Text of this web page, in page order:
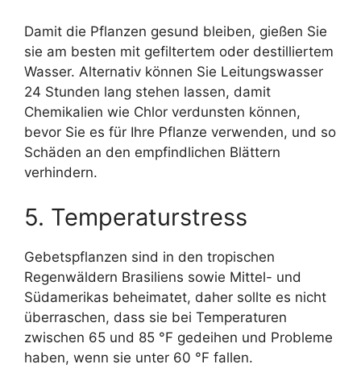
Damit die Pflanzen gesund bleiben, gießen Sie
sie am besten mit gefiltertem oder destilliertem
Wasser. Alternativ können Sie Leitungswasser
24 Stunden lang stehen lassen, damit
Chemikalien wie Chlor verdunsten können,
bevor Sie es für Ihre Pflanze verwenden, und so
Schäden an den empfindlichen Blättern
verhindern.
5. Temperaturstress
Gebetspflanzen sind in den tropischen
Regenwäldern Brasiliens sowie Mittel- und
Südamerikas beheimatet, daher sollte es nicht
überraschen, dass sie bei Temperaturen
zwischen 65 und 85 °F gedeihen und Probleme
haben, wenn sie unter 60 °F fallen.